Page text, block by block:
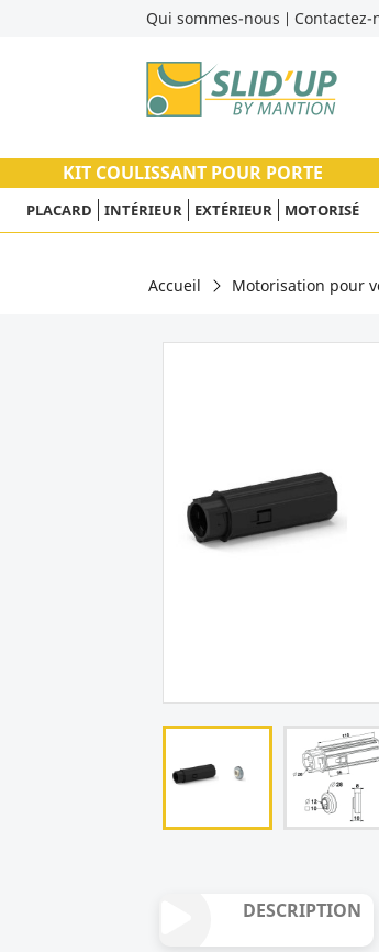
Qui sommes-nous | Contactez-
KIT COULISSANT POUR PORTE
PLACARD INTÉRIEUR EXTÉRIEUR MOTORISÉ
Accueil Motorisation pour
DESCRIPTION